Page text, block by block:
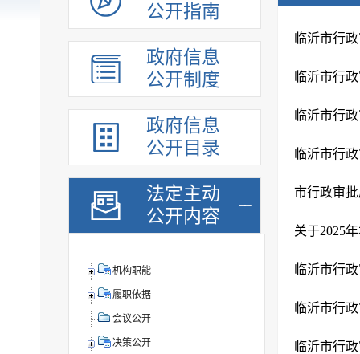
公开指南
政府信息
公开制度
政府信息
公开目录
法定主动
公开内容
机构职能
履职依据
会议公开
决策公开
临沂市行
临沂市行
临沂市行
临沂市行
市行政审
关于2025
临沂市行
临沂市行
临沂市行